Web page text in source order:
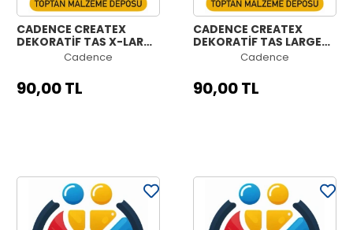
CADENCE CREATEX
DEKORATİF TAŞ X-LARGE
Cadence
90,00 TL
CADENCE CREATEX
DEKORATİF TAŞ LARGE
Cadence
90,00 TL